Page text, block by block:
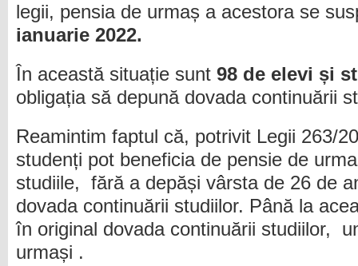
legii, pensia de urmaș a acestora se
ianuarie 2022.
În această situație sunt 98 de elevi și
obligația să depună dovada continuării
Reamintim faptul că, potrivit Legii 263/
studenți pot beneficia de pensie de
studiile, fără a depăși vârsta de 26 de
dovada continuării studiilor. Până la
în original dovada continuării studiilor,
urmași .